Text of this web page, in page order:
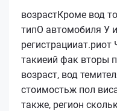
возрастКроме вод
типО автомобиля У
такиеий фак вторы
возраст, вод
стоимостьж пол
также, регион